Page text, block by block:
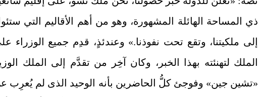
ذي المساحة الهائلة المشهورة، وهو من أهم الأقاليم التي
إلى ملكيتنا، وتقع تحت نفوذنا.» وعندئذٍ، قدِم جميع الوزراء
الملك لتهنئته بهذا الخبر، وكان آخِر من تقدَّم إلى الملك
«تشين جين» وفوجئ كلُّ الحاضرين بأنه الوحيد الذى لم يُعرِب